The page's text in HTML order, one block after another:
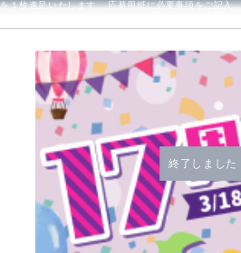
を１枚進呈いたします。 応募用紙に必要事項をご記入…
終了しました